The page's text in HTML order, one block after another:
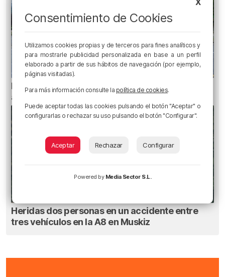
Planes para esta semana en Bilbao, Bizkaia y
alrededores: del 4 al 10 de agosto
Heridas dos personas en un accidente entre
tres vehículos en la A8 en Muskiz
Consentimiento de Cookies
Utilizamos cookies propias y de terceros para fines analíticos y
para mostrarle publicidad personalizada en base a un perfil
elaborado a partir de sus hábitos de navegación (por ejemplo,
páginas visitadas).
Para más información consulte la política de cookies.
Puede aceptar todas las cookies pulsando el botón "Aceptar" o
configurarlas o rechazar su uso pulsando el botón "Configurar".
Aceptar Rechazar Configurar
Powered by Media Sector S.L.